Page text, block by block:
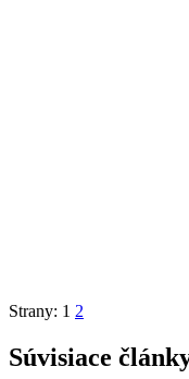
Strany: 1 2
Súvisiace